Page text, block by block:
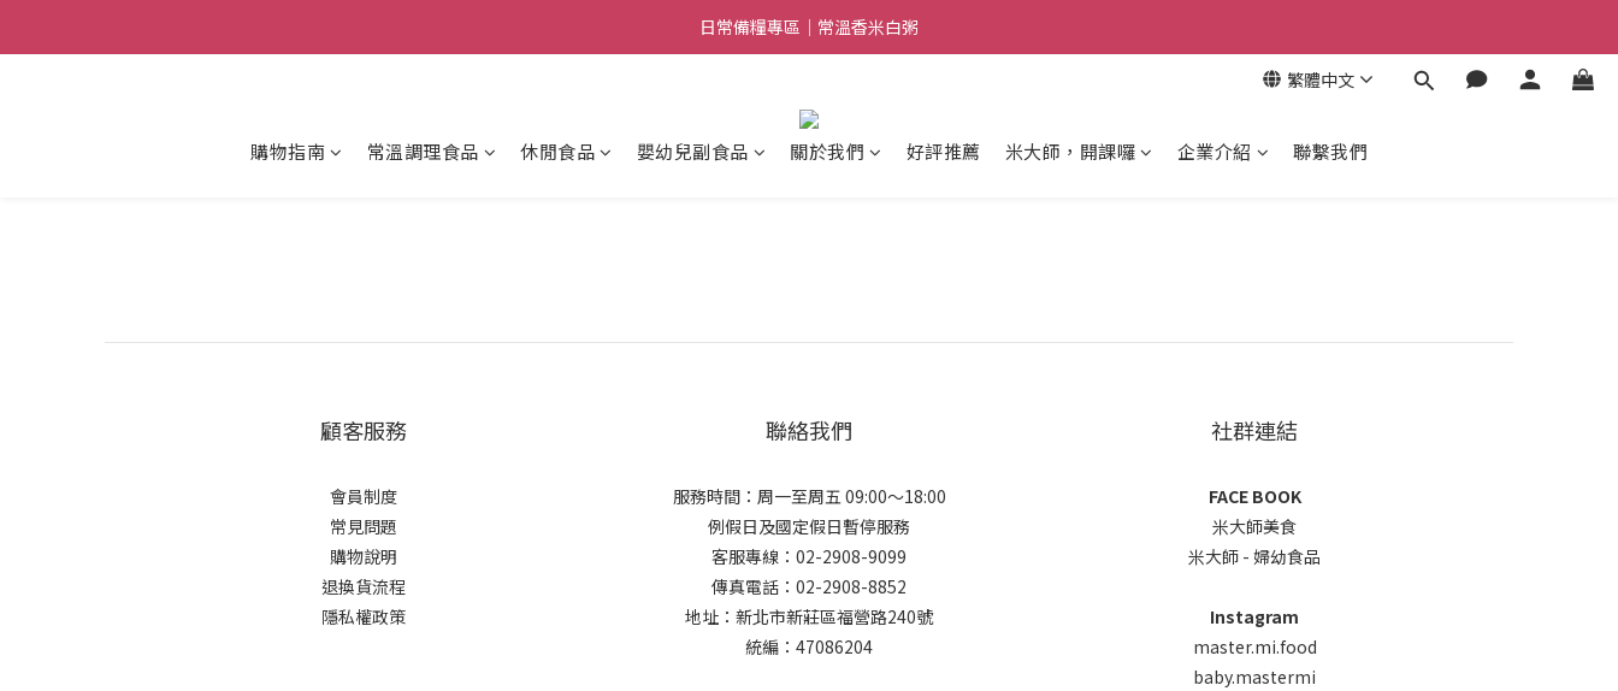
日常備糧專區｜常溫香米白粥
日常備糧專區｜常溫香米白粥
消費滿$888免運｜滿$1088贈隨行饗宴組
繁體中文
購物指南 常溫調理食品 休閒食品 嬰幼兒副食品 關於我們 好評推薦 米大師，開課囉 企業介紹 聯繫我們
顧客服務
會員制度
常見問題
購物說明
退換貨流程
隱私權政策
聯絡我們
服務時間：周一至周五 09:00～18:00
例假日及國定假日暫停服務
客服專線：02-2908-9099
傳真電話：02-2908-8852
地址：新北市新莊區福營路240號
統編：47086204
社群連結
FACE BOOK
米大師美食
米大師 - 婦幼食品
Instagram
master.mi.food
baby.mastermi